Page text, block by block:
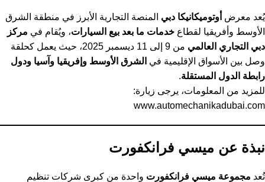
يُعد معرض أوتوميكانيكا دبي المنصة التجارية الأبرز في منطقة الشرق
الأوسط وأفريقيا لقطاع خدمات ما بعد بيع السيارات، ويُقام في مركز
دبي التجاري العالمي
من 9 إلى 11 ديسمبر 2025، حيث يعمل كحلقة
وصل بين الأسواق الإقليمية في الشرق الأوسط وإفريقيا وآسيا ودول
رابطة الدول المستقلة.
للمزيد من المعلومات، يرجى زيارة:
www.automechanikadubai.com
نبذة عن ميسي فرانكفورت
تُعد مجموعة ميسي فرانكفورت واحدة من كبرى شركات تنظيم